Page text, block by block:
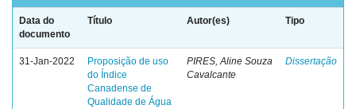
Data do
documento
Título Autor(es) Tipo
31-Jan-2022
Proposição de uso
do Índice
Canadense de
Qualidade de Água
PIRES, Aline Souza
Cavalcante
Dissertação